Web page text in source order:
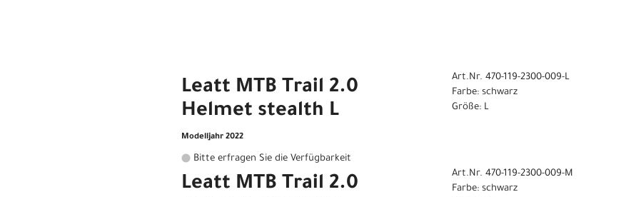
Leatt MTB Trail 2.0
Helmet stealth L
Modelljahr 2022
Bitte erfragen Sie die Verfügbarkeit
Art.Nr. 470-119-2300-009-L
Farbe: schwarz
Größe: L
Leatt MTB Trail 2.0
Art.Nr. 470-119-2300-009-M
Farbe: schwarz